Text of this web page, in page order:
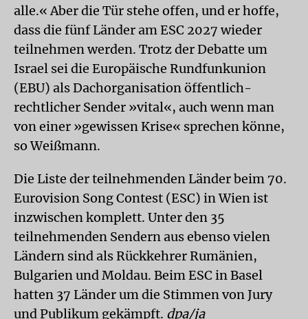
alle.« Aber die Tür stehe offen, und er hoffe,
dass die fünf Länder am ESC 2027 wieder
teilnehmen werden. Trotz der Debatte um
Israel sei die Europäische Rundfunkunion
(EBU) als Dachorganisation öffentlich-
rechtlicher Sender »vital«, auch wenn man
von einer »gewissen Krise« sprechen könne,
so Weißmann.
Die Liste der teilnehmenden Länder beim 70.
Eurovision Song Contest (ESC) in Wien ist
inzwischen komplett. Unter den 35
teilnehmenden Sendern aus ebenso vielen
Ländern sind als Rückkehrer Rumänien,
Bulgarien und Moldau. Beim ESC in Basel
hatten 37 Länder um die Stimmen von Jury
und Publikum gekämpft. dpa/ja